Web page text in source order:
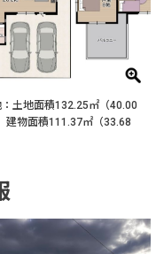
：土地面積132.25㎡（40.00
物面積111.37㎡（33.68